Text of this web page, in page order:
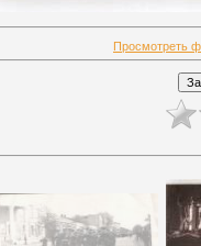
Просмотреть